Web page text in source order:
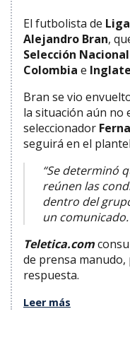
El futbolista de
Alejandro Bran,
Selección Nacional
Colombia e
Bran se vio
la situación aún no
seleccionador
seguirá en el
“Se determinó
reúnen las
dentro del
un comunicado.
Teletica.com
de prensa
respuesta.
Leer más